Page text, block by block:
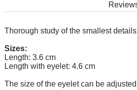
eyelet to the required size, in which
contact You.
Any pendant can be supplemented with
desired size with an adapter ring for
Thorough study of the smallest
Sizes:
Length: 3.6 cm
Length with eyelet: 4.6 cm
The size of the eyelet can be